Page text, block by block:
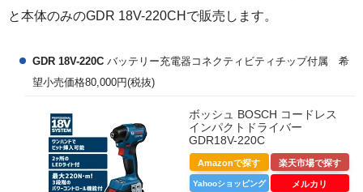
と本体のみのGDR 18V-220CHで販売します。
GDR 18V-220C バッテリー充電器コネクティビティチップ付属 希
望小売価格80,000円(税抜)
ボッシュ BOSCH コードレス
インパクトドライバー
GDR18V-220C
Amazonで探す 楽天市場で探す
Yahooショッピング メルカリ